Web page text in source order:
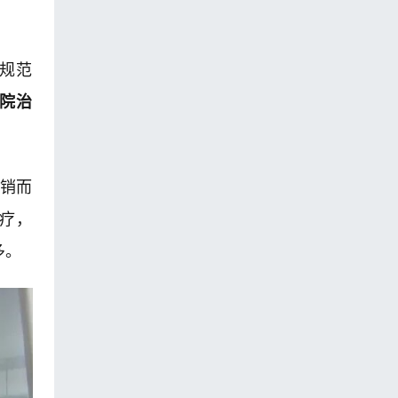
范
治
而
，